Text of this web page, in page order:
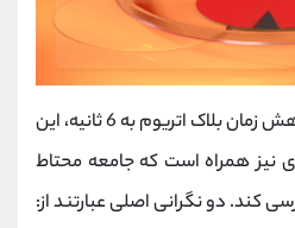
با وجود مزایای قابل توجه کاهش زمان بلاک اتریوم به 6 ثانیه، این
نیز همراه است که جامعه محتاط
کند. دو نگرانی اصلی عبارتند از: